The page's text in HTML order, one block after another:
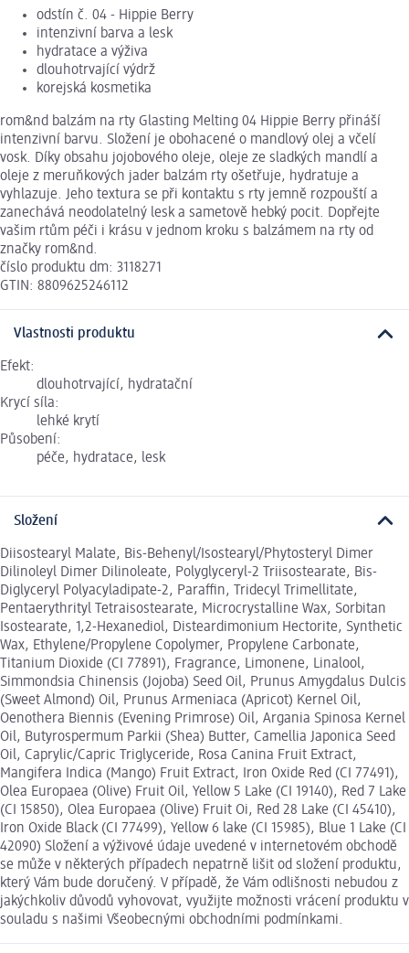
odstín č. 04 - Hippie Berry
intenzivní barva a lesk
hydratace a výživa
dlouhotrvající výdrž
korejská kosmetika
rom&nd balzám na rty Glasting Melting 04 Hippie Berry přináší
intenzivní barvu. Složení je obohacené o mandlový olej a včelí
vosk. Díky obsahu jojobového oleje, oleje ze sladkých mandlí a
oleje z meruňkových jader balzám rty ošetřuje, hydratuje a
vyhlazuje. Jeho textura se při kontaktu s rty jemně rozpouští a
zanechává neodolatelný lesk a sametově hebký pocit. Dopřejte
vašim rtům péči i krásu v jednom kroku s balzámem na rty od
značky rom&nd.
číslo produktu dm: 3118271
GTIN: 8809625246112
Vlastnosti produktu
Efekt:
dlouhotrvající, hydratační
Krycí síla:
lehké krytí
Působení:
péče, hydratace, lesk
Složení
Diisostearyl Malate, Bis-Behenyl/Isostearyl/Phytosteryl Dimer
Dilinoleyl Dimer Dilinoleate, Polyglyceryl-2 Triisostearate, Bis-
Diglyceryl Polyacyladipate-2, Paraffin, Tridecyl Trimellitate,
Pentaerythrityl Tetraisostearate, Microcrystalline Wax, Sorbitan
Isostearate, 1,2-Hexanediol, Disteardimonium Hectorite, Synthetic
Wax, Ethylene/Propylene Copolymer, Propylene Carbonate,
Titanium Dioxide (CI 77891), Fragrance, Limonene, Linalool,
Simmondsia Chinensis (Jojoba) Seed Oil, Prunus Amygdalus Dulcis
(Sweet Almond) Oil, Prunus Armeniaca (Apricot) Kernel Oil,
Oenothera Biennis (Evening Primrose) Oil, Argania Spinosa Kernel
Oil, Butyrospermum Parkii (Shea) Butter, Camellia Japonica Seed
Oil, Caprylic/Capric Triglyceride, Rosa Canina Fruit Extract,
Mangifera Indica (Mango) Fruit Extract, Iron Oxide Red (CI 77491),
Olea Europaea (Olive) Fruit Oil, Yellow 5 Lake (CI 19140), Red 7 Lake
(CI 15850), Olea Europaea (Olive) Fruit Oi, Red 28 Lake (CI 45410),
Iron Oxide Black (CI 77499), Yellow 6 lake (CI 15985), Blue 1 Lake (CI
42090) Složení a výživové údaje uvedené v internetovém obchodě
se může v některých případech nepatrně lišit od složení produktu,
který Vám bude doručený. V případě, že Vám odlišnosti nebudou z
jakýchkoliv důvodů vyhovovat, využijte možnosti vrácení produktu v
souladu s našimi Všeobecnými obchodními podmínkami.